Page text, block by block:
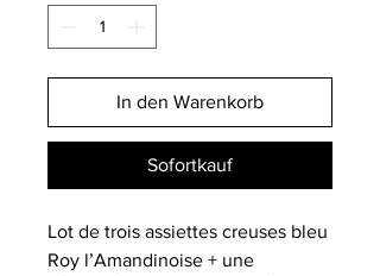
In den Warenkorb
Sofortkauf
Lot de trois assiettes creuses bleu
Roy l’Amandinoise + une